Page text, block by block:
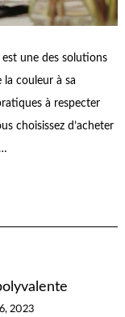
une des solutions
la couleur à sa
à respecter
choisissez d’acheter
2023